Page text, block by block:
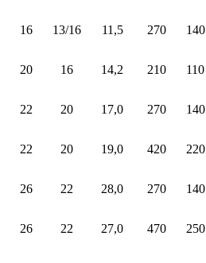
16 13/16 11,5 270 140
20 16 14,2 210 110
22 20 17,0 270 140
22 20 19,0 420 220
26 22 28,0 270 140
26 22 27,0 470 250